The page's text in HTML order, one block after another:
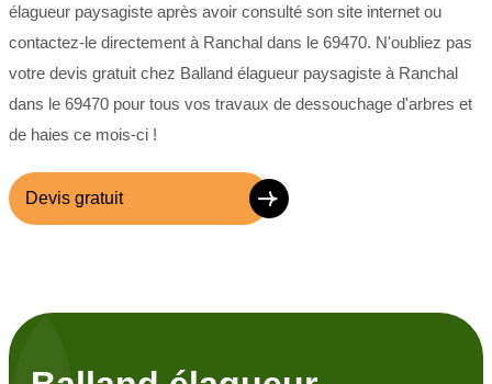
élagueur paysagiste après avoir consulté son site internet ou
contactez-le directement à Ranchal dans le 69470. N'oubliez pas
votre devis gratuit chez Balland élagueur paysagiste à Ranchal
dans le 69470 pour tous vos travaux de dessouchage d'arbres et
de haies ce mois-ci !
Devis gratuit